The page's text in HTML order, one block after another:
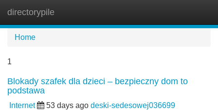
directorypile
Home
1
Blokady szafek dla dzieci – bezpieczny dom to
podstawa
Internet 53 days ago deski-sedesowej036699